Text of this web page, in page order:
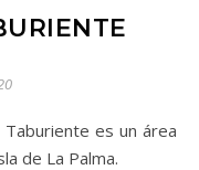
de La Palma.